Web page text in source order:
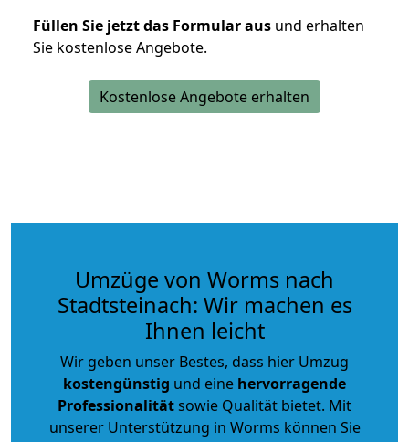
Füllen Sie jetzt das Formular aus und erhalten
Sie kostenlose Angebote.
Kostenlose Angebote erhalten
Umzüge von Worms nach
Stadtsteinach: Wir machen es
Ihnen leicht
Wir geben unser Bestes, dass hier Umzug
kostengünstig und eine hervorragende
Professionalitätsowie Qualität bietet. Mit
unserer Unterstützung in Worms können Sie